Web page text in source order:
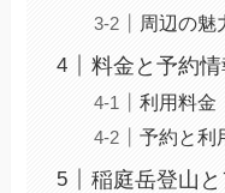
周辺の魅
料金と予約情
利用料金
予約と利
稲庭岳登山